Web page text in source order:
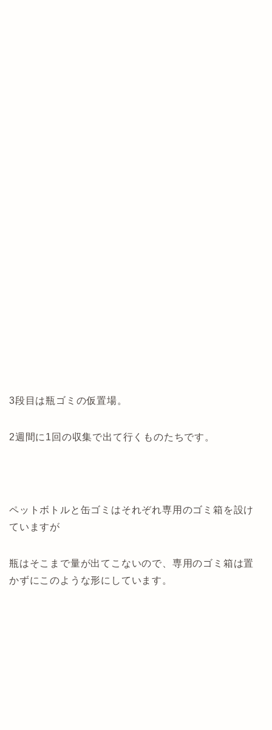
3段目は瓶ゴミの仮置場。
2週間に1回の収集で出て行くものたちです。
ペットボトルと缶ゴミはそれぞれ専用のゴミ箱を設け
ていますが
瓶はそこまで量が出てこないので、専用のゴミ箱は置
かずにこのような形にしています。